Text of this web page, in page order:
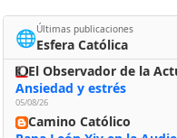
🌐Últimas publicaciones
Esfera Católica
Ansiedad y estrés
05/08/26
Camino Católico